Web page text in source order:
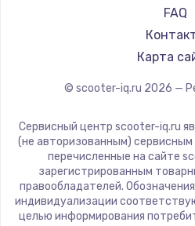
KIRIN
FAQ
Карта
© scooter-iq.ru 2026 —
Сервисный центр scooter-iq.ru
(не авторизованным)
перечисленные на сайте
зарегистрированным
правообладателей.
индивидуализации
целью информирования